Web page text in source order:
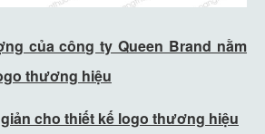
của công ty Queen Brand nằm
thương hiệu
cho thiết kế logo thương hiệu